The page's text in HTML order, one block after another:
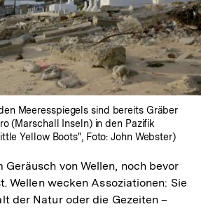
Meeresspiegels sind bereits Gräber
(Marschall Inseln) in den Pazifik
Yellow Boots", Foto: John Webster)
von Wellen, noch bevor
Wellen wecken Assoziationen: Sie
der Natur oder die Gezeiten –